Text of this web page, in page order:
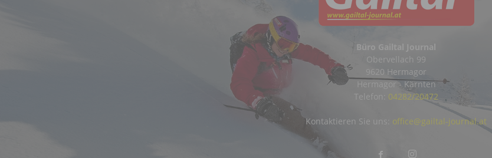
Büro Gailtal Journal
Obervellach 99
9620 Hermagor
Hermagor - Kärnten
Telefon: 04282/20472
Kontaktieren Sie uns: office@gailtal-journal.at